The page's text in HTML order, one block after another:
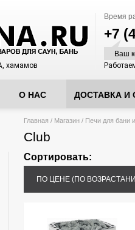
Время
+7
Ваш
хамамов
О НАС ДОСТАВКА И
Вы здесь
Главная / Магазин / Печи для бани
Club
Сортировать:
ПО ЦЕНЕ (ПО